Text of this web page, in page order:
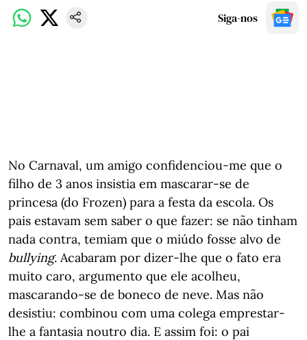
Siga-nos
No Carnaval, um amigo confidenciou-me que o
filho de 3 anos insistia em mascarar-se de
princesa (do Frozen) para a festa da escola. Os
pais estavam sem saber o que fazer: se não tinham
nada contra, temiam que o miúdo fosse alvo de
bullying. Acabaram por dizer-lhe que o fato era
muito caro, argumento que ele acolheu,
mascarando-se de boneco de neve. Mas não
desistiu: combinou com uma colega emprestar-
lhe a fantasia noutro dia. E assim foi: o pai